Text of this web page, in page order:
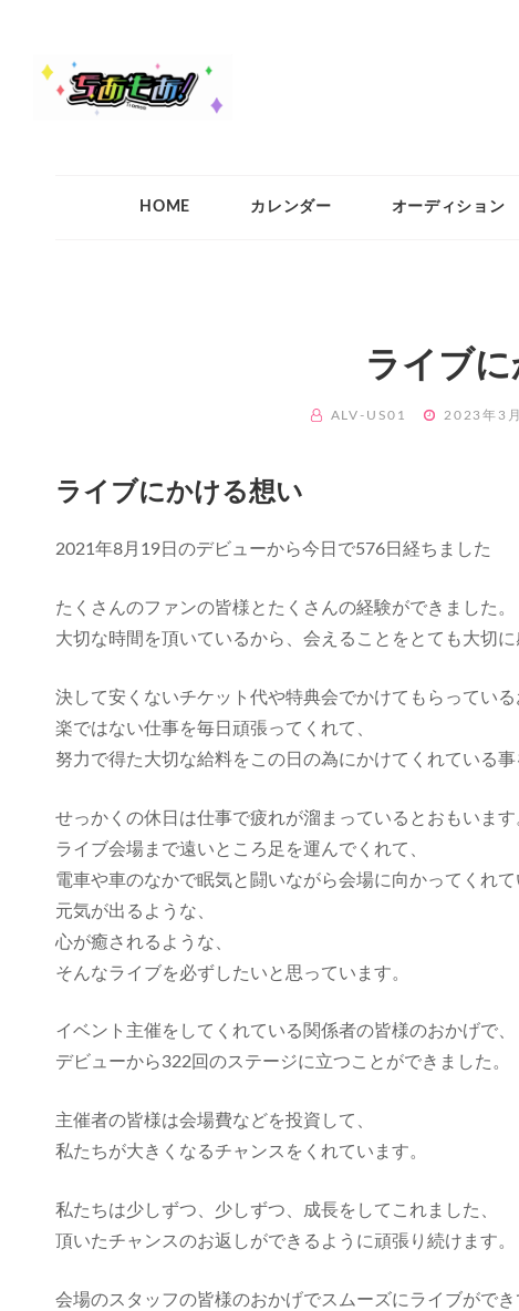
ちあもあ
ちあもあ
HOME カレンダー オーディション
ライブ
BY ALV-US01
POSTED
2023年3
ライブにかける想い
2021年8月19日のデビューから今日で576日経ちました
たくさんのファンの皆様とたくさんの経験ができました。
大切な時間を頂いているから、会えることをとても大切に
決して安くないチケット代や特典会でかけてもらっている
楽ではない仕事を毎日頑張ってくれて、
努力で得た大切な給料をこの日の為にかけてくれている事
せっかくの休日は仕事で疲れが溜まっているとおもいます
ライブ会場まで遠いところ足を運んでくれて、
電車や車のなかで眠気と闘いながら会場に向かってくれて
元気が出るような、
心が癒されるような、
そんなライブを必ずしたいと思っています。
イベント主催をしてくれている関係者の皆様のおかげで、
デビューから322回のステージに立つことができました。
主催者の皆様は会場費などを投資して、
私たちが大きくなるチャンスをくれています。
私たちは少しずつ、少しずつ、成長をしてこれました、
頂いたチャンスのお返しができるように頑張り続けます。
会場のスタッフの皆様のおかげでスムーズにライブができ